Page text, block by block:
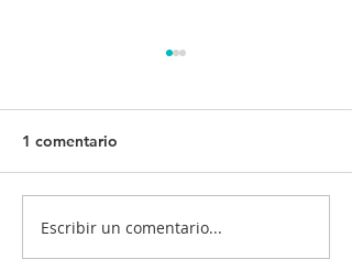
¡Tu salud es nuestra
prioridad! 💙💉
1 comentario
Escribir un comentario...